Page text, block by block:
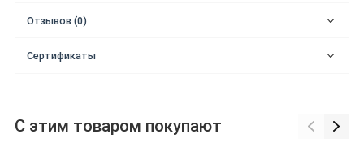
Отзывов (0)
Сертификаты
С этим товаром покупают